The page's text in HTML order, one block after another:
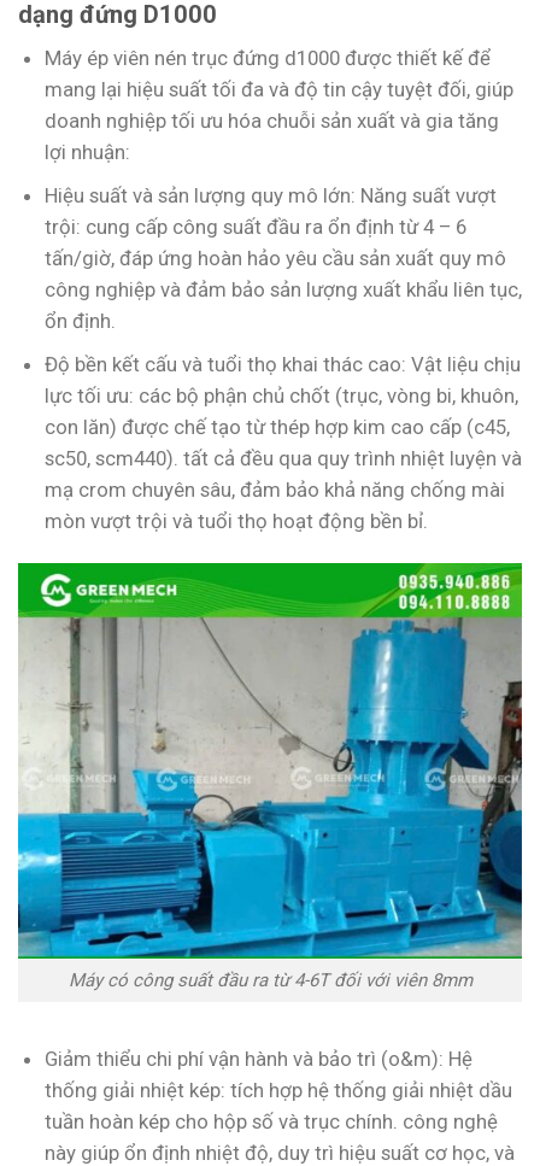
dạng đứng D1000
Máy ép viên nén trục đứng d1000 được thiết kế để
mang lại hiệu suất tối đa và độ tin cậy tuyệt đối, giúp
doanh nghiệp tối ưu hóa chuỗi sản xuất và gia tăng
lợi nhuận:
Hiệu suất và sản lượng quy mô lớn: Năng suất vượt
trội: cung cấp công suất đầu ra ổn định từ 4 – 6
tấn/giờ, đáp ứng hoàn hảo yêu cầu sản xuất quy mô
công nghiệp và đảm bảo sản lượng xuất khẩu liên tục,
ổn định.
Độ bền kết cấu và tuổi thọ khai thác cao: Vật liệu chịu
lực tối ưu: các bộ phận chủ chốt (trục, vòng bi, khuôn,
con lăn) được chế tạo từ thép hợp kim cao cấp (c45,
sc50, scm440). tất cả đều qua quy trình nhiệt luyện và
mạ crom chuyên sâu, đảm bảo khả năng chống mài
mòn vượt trội và tuổi thọ hoạt động bền bỉ.
Máy có công suất đầu ra từ 4-6T đối với viên 8mm
Giảm thiểu chi phí vận hành và bảo trì (o&m): Hệ
thống giải nhiệt kép: tích hợp hệ thống giải nhiệt dầu
tuần hoàn kép cho hộp số và trục chính. công nghệ
này giúp ổn định nhiệt độ, duy trì hiệu suất cơ học, và